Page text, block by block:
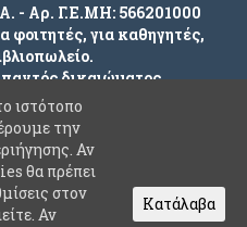
- Αρ. Γ.Ε.ΜΗ: 566201000
φοιτητές, για καθηγητές,
δικαιώματος.
Δεδομένων
ιστότοπο
την
Αν
θα πρέπει
στον
Αν
Κατάλαβα